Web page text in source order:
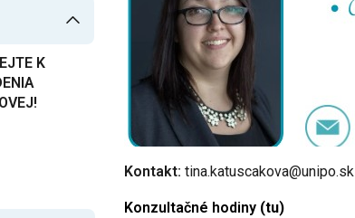
Kontakt: tina.katuscakova@unipo.sk
Konzultačné hodiny (tu)
K